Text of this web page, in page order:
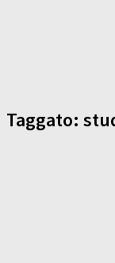
Taggato: